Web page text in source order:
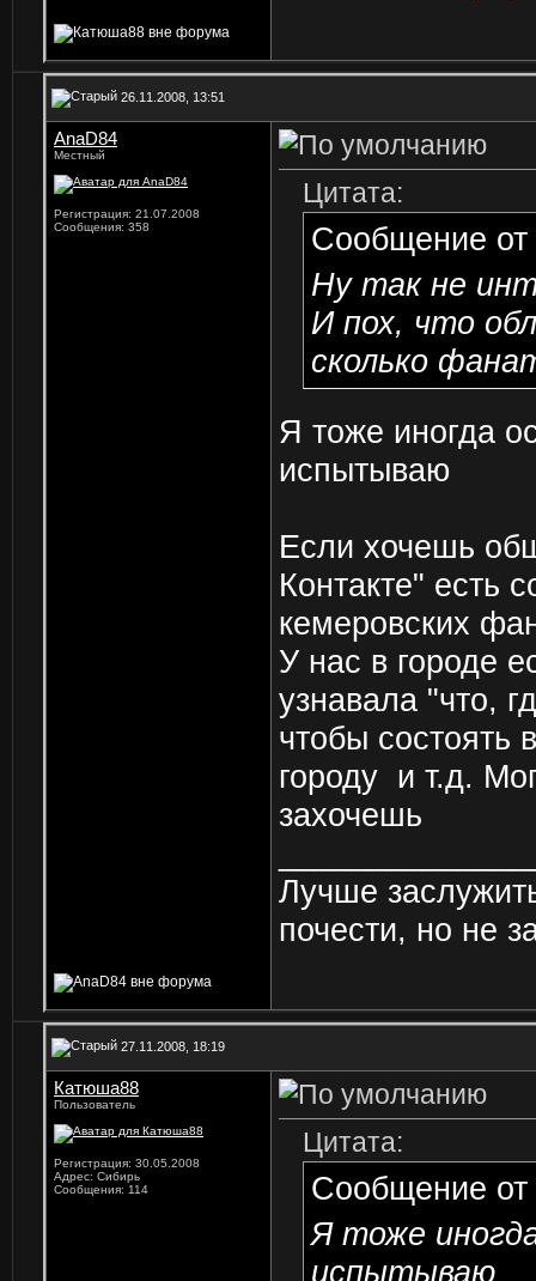
26.11.2008, 13:51
AnaD84
Местный
Регистрация: 21.07.2008
Сообщения: 358
Цитата:
Сообщение от
Ну так не
И пох, что
сколько
Я тоже иногда
испытываю
Если хочешь
Контакте" есть
кемеровских
У нас в городе
узнавала "что,
чтобы состоять
городу и т.д.
захочешь
Лучше
почести, но не
27.11.2008, 18:19
Катюша88
Пользователь
Регистрация: 30.05.2008
Адрес: Сибирь
Сообщения: 114
Цитата:
Сообщение от
Я тоже
испытываю